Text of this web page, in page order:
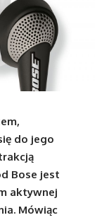
do jego
Bose jest
aktywnej
Mówiąc